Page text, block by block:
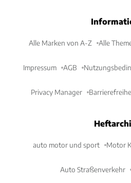
Alle Marken von A-Z Alle
Impressum AGB
Privacy Manager
auto motor und sport Motor
Auto Straßenverkehr